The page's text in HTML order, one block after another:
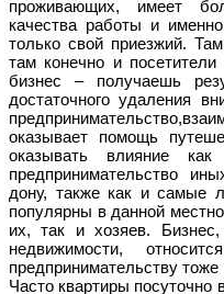
проживающих, имеет
качества работы и
только свой приезжий.
там конечно и
бизнес – получаешь
достаточного удаления
оказывает помощь
оказывать влияние
предпринимательство
дону, также как и самые
популярны в данной
их, так и хозяев.
недвижимости,
предпринимательству
Часто квартиры посуточно